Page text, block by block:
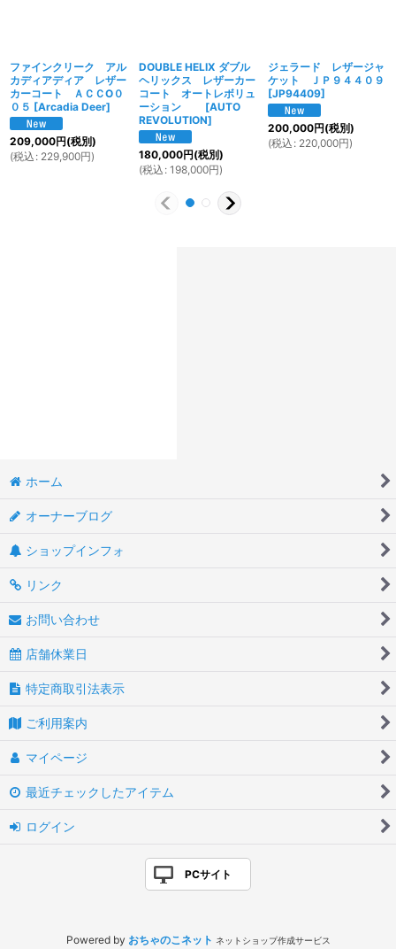
ファインクリーク アル
カディアディア レザー
カーコート ＡＣＣO０
０５ [Arcadia Deer]
209,000円(税別)
(税込 : 229,900円)
DOUBLE HELIX ダブル
ヘリックス レザーカー
コート オートレボリュ
ーション
[AUTO
REVOLUTION]
180,000円(税別)
(税込 : 198,000円)
ジェラード レザージャ
ケット ＪＰ９４４０９
[JP94409]
200,000円(税別)
(税込 : 220,000円)
ホーム
オーナーブログ
ショップインフォ
リンク
お問い合わせ
店舗休業日
特定商取引法表示
ご利用案内
マイページ
最近チェックしたアイテム
ログイン
PCサイト
Powered by おちゃのこネット ネットショップ作成サービス